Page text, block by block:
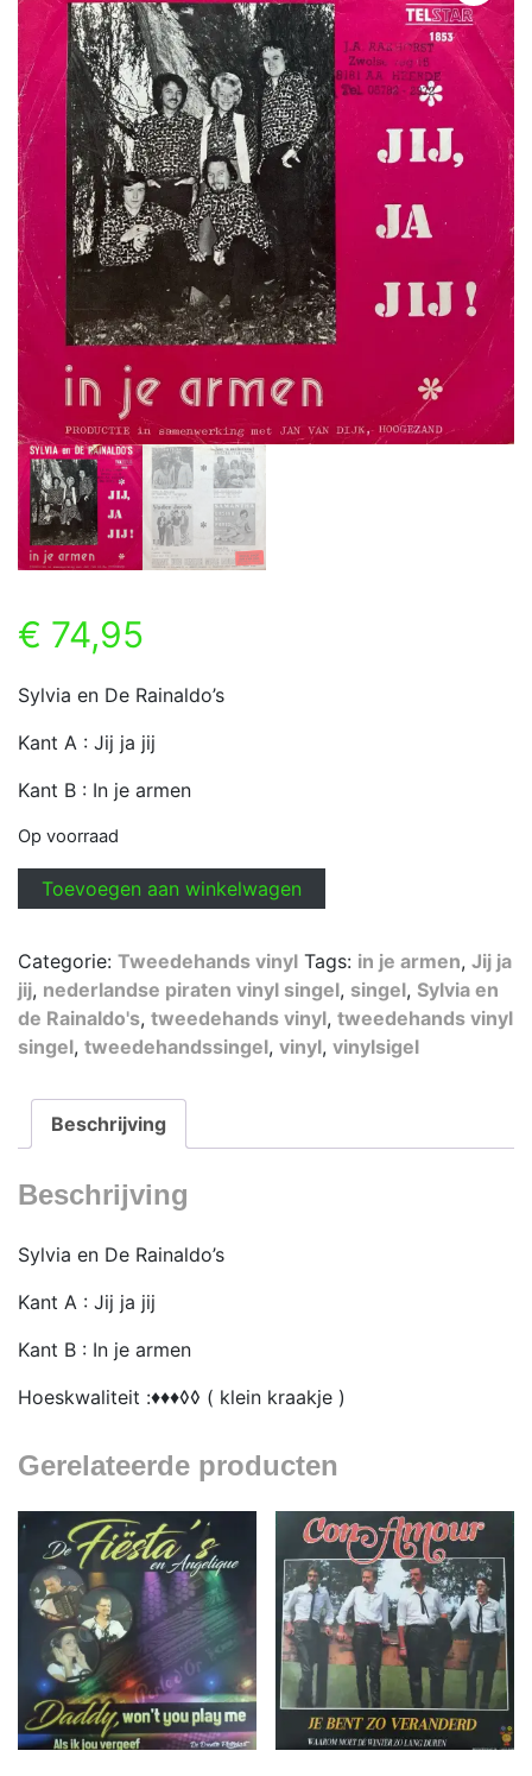
€ 74,95
Sylvia en De Rainaldo’s
Kant A : Jij ja jij
Kant B : In je armen
Op voorraad
Sylvia
en
Rainaldo’s
-
Jij
ja
aantal
Toevoegen aan winkelwagen
Categorie: Tweedehands vinyl Tags: in je armen, Jij ja
jij, nederlandse piraten vinyl singel, singel, Sylvia en
de Rainaldo's, tweedehands vinyl, tweedehands vinyl
singel, tweedehandssingel, vinyl, vinylsigel
Beschrijving
Beschrijving
Sylvia en De Rainaldo’s
Kant A : Jij ja jij
Kant B : In je armen
Hoeskwaliteit :♦♦♦◊◊ ( klein kraakje )
Gerelateerde producten